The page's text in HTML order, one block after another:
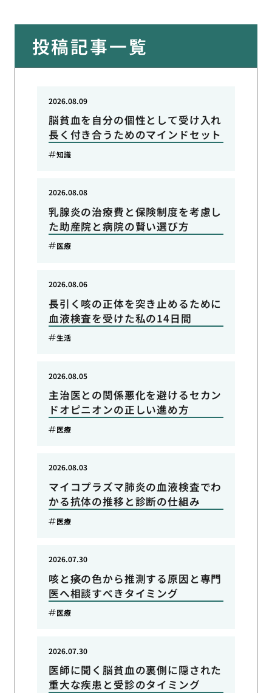
投稿記事一覧
脳貧血を自分の個性として受け入れ
長く付き合うためのマインドセット
2026.08.09
知識
乳腺炎の治療費と保険制度を考慮し
た助産院と病院の賢い選び方
2026.08.08
医療
長引く咳の正体を突き止めるために
血液検査を受けた私の14日間
2026.08.06
生活
主治医との関係悪化を避けるセカン
ドオピニオンの正しい進め方
2026.08.05
医療
マイコプラズマ肺炎の血液検査でわ
かる抗体の推移と診断の仕組み
2026.08.03
医療
咳と痰の色から推測する原因と専門
医へ相談すべきタイミング
2026.07.30
医療
医師に聞く脳貧血の裏側に隠された
重大な疾患と受診のタイミング
2026.07.30